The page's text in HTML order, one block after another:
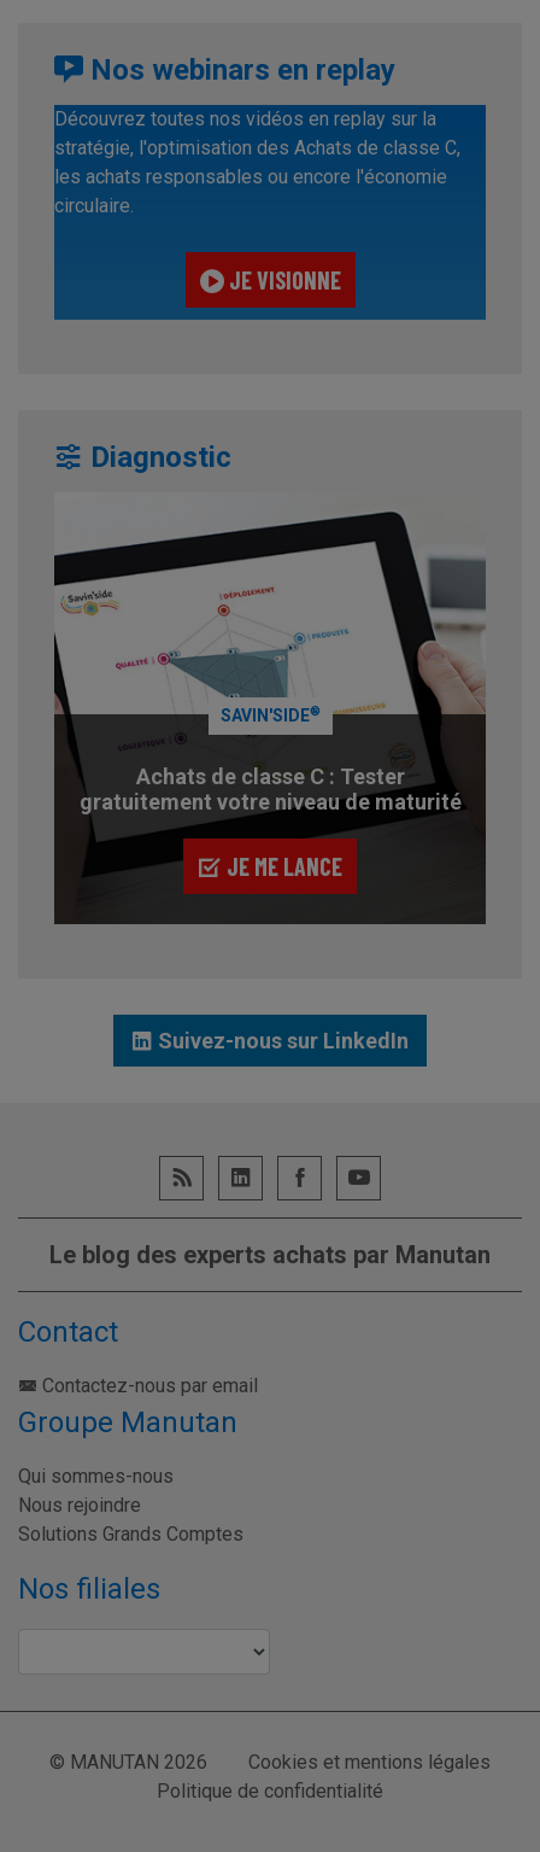
Nos webinars en replay
Découvrez toutes nos vidéos en replay sur la
stratégie, l'optimisation des Achats de classe C,
les achats responsables ou encore l'économie
circulaire.
JE VISIONNE
Diagnostic
SAVIN'SIDE®
Achats de classe C : Tester
gratuitement votre niveau de maturité
JE ME LANCE
Suivez-nous sur LinkedIn
Le blog des experts achats par Manutan
Contact
Contactez-nous par email
Groupe Manutan
Qui sommes-nous
Nous rejoindre
Solutions Grands Comptes
Nos filiales
© MANUTAN 2026
Cookies et mentions légales
Politique de confidentialité